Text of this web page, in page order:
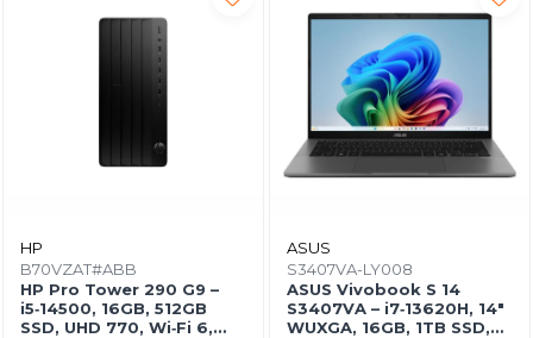
Smart Home
Accesorii Smart Home
Accesorii smartphone
Accesorii Server, Stocare & UPS
Accesorii Rack-uri
Accesorii Ups & Baterii
HP
B70VZAT#ABB
HP Pro Tower 290 G9 –
i5‑14500, 16GB, 512GB
SSD, UHD 770, Wi‑Fi 6,
ASUS
S3407VA-LY008
ASUS Vivobook S 14
S3407VA – i7‑13620H, 14"
WUXGA, 16GB, 1TB SSD,